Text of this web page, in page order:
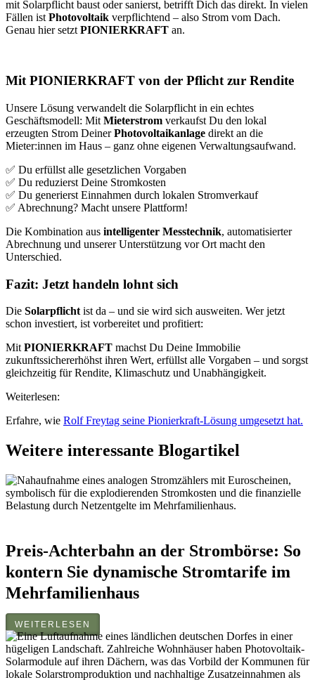
mit Solarpflicht baust oder sanierst, betrifft Dich das direkt. In vielen
Fällen ist Photovoltaik verpflichtend – also Strom vom Dach.
Genau hier setzt PIONIERKRAFT an.
Mit PIONIERKRAFT von der Pflicht zur Rendite
Unsere Lösung verwandelt die Solarpflicht in ein echtes
Geschäftsmodell: Mit Mieterstrom verkaufst Du den lokal
erzeugten Strom DeinerPhotovoltaikanlage direkt an die
Mieter:innen im Haus – ganz ohne eigenen Verwaltungsaufwand.
✅ Du erfüllst alle gesetzlichen Vorgaben
✅ Du reduzierst Deine Stromkosten
✅ Du generierst Einnahmen durch lokalen Stromverkauf
✅ Abrechnung? Macht unsere Plattform!
Die Kombination aus intelligenter Messtechnik, automatisierter
Abrechnung und unserer Unterstützung vor Ort macht den
Unterschied.
Fazit: Jetzt handeln lohnt sich
Die Solarpflicht ist da – und sie wird sich ausweiten. Wer jetzt
schon investiert, ist vorbereitet und profitiert:
Mit PIONIERKRAFT machst Du Deine Immobilie
zukunftssichererhöhst ihren Wert, erfüllst alle Vorgaben – und sorgst
gleichzeitig für Rendite, Klimaschutz und Unabhängigkeit.
Weiterlesen:
Erfahre, wie Rolf Freytag seine Pionierkraft-Lösung umgesetzt hat.
Weitere interessante Blogartikel
Preis-Achterbahn an der Strombörse: So
kontern Sie dynamische Stromtarife im
Mehrfamilienhaus
WEITERLESEN